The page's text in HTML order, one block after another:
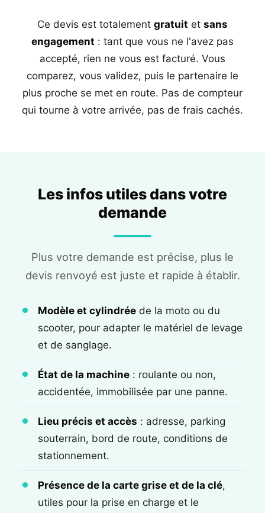
Ce devis est totalement gratuit et sans
engagement : tant que vous ne l'avez pas
accepté, rien ne vous est facturé. Vous
comparez, vous validez, puis le partenaire le
plus proche se met en route. Pas de compteur
qui tourne à votre arrivée, pas de frais cachés.
Les infos utiles dans votre
demande
Plus votre demande est précise, plus le
devis renvoyé est juste et rapide à établir.
Modèle et cylindrée de la moto ou du
scooter, pour adapter le matériel de levage
et de sanglage.
État de la machine : roulante ou non,
accidentée, immobilisée par une panne.
Lieu précis et accès : adresse, parking
souterrain, bord de route, conditions de
stationnement.
Présence de la carte grise et de la clé,
utiles pour la prise en charge et le